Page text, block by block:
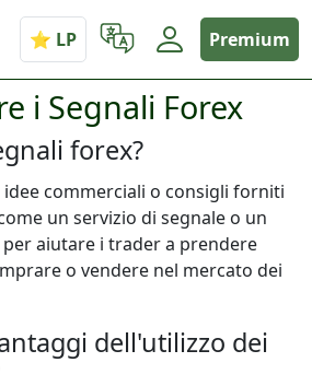
Premium
i Segnali Forex
forex?
idee commerciali o consigli forniti
un servizio di segnale o un
aiutare i trader a prendere
o vendere nel mercato dei
dell'utilizzo dei